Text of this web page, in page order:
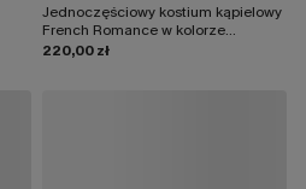
Jednoczęściowy kostium kąpielowy
French Romance w kolorze
czerwonym
220,00 zł